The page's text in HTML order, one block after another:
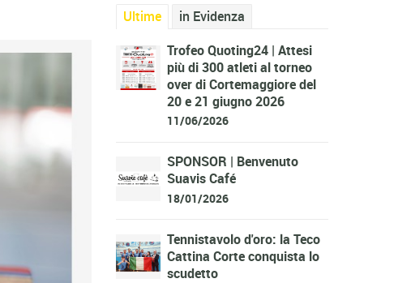
Ultime
in Evidenza
Trofeo Quoting24 | Attesi
più di 300 atleti al torneo
over di Cortemaggiore del
20 e 21 giugno 2026
11/06/2026
SPONSOR | Benvenuto
Suavis Café
18/01/2026
Tennistavolo d'oro: la Teco
Cattina Corte conquista lo
scudetto